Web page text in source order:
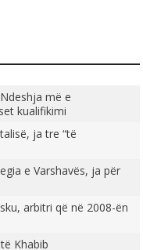
më e
kualifikimi
ja tre “të
e Varshavës, ja për
arbitri që në 2008-ën
Khabib